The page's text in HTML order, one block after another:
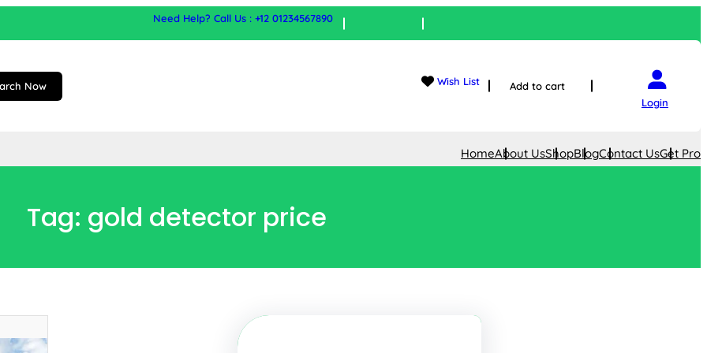
Need Help? Call Us : +12 01234567890
Now Wish List
Add to cart
Login
HomeAbout UsShopBlogContact UsGet Pro
Tag: gold detector price